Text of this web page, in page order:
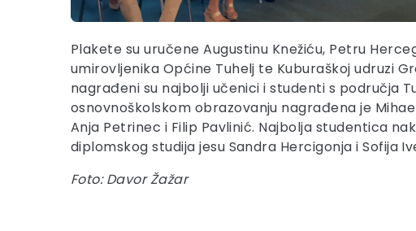
Plakete su uručene Augustinu Knežiću, Petru
umirovljenika Općine Tuhelj te Kuburaškoj udruzi
nagrađeni su najbolji učenici i studenti s područja
osnovnoškolskom obrazovanju nagrađena je
Anja Petrinec i Filip Pavlinić. Najbolja studentica
diplomskog studija jesu Sandra Hercigonja i Sofija
Foto: Davor Žažar